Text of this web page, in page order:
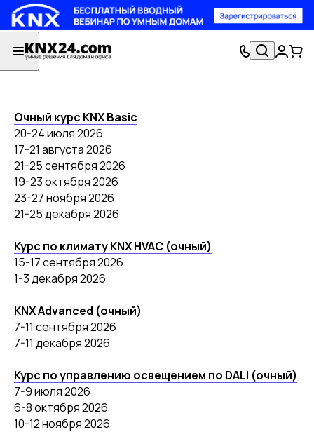
Очный курс KNX Basic
20-24 июля 2026
17-21 августа 2026
21-25 сентября 2026
19-23 октября 2026
23-27 ноября 2026
21-25 декабря 2026
Курс по климату KNX HVAC (очный)
15-17 сентября 2026
1-3 декабря 2026
KNX Advanced (очный)
7-11 сентября 2026
7-11 декабря 2026
Курс по управлению освещением по DALI (очный)
7-9 июля 2026
6-8 октября 2026
10-12 ноября 2026